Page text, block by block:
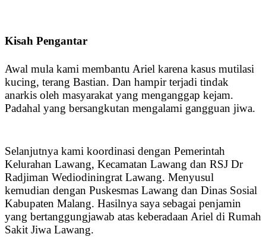
Kisah Pengantar
Awal mula kami membantu Ariel karena kasus mutilasi
kucing, terang Bastian. Dan hampir terjadi tindak
anarkis oleh masyarakat yang menganggap kejam.
Padahal yang bersangkutan mengalami gangguan jiwa.
Selanjutnya kami koordinasi dengan Pemerintah
Kelurahan Lawang, Kecamatan Lawang dan RSJ Dr
Radjiman Wediodiningrat Lawang. Menyusul
kemudian dengan Puskesmas Lawang dan Dinas Sosial
Kabupaten Malang. Hasilnya saya sebagai penjamin
yang bertanggungjawab atas keberadaan Ariel di Rumah
Sakit Jiwa Lawang.